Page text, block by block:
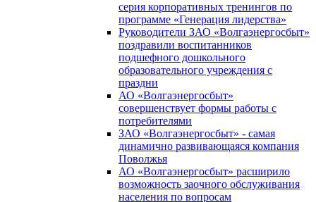
серия корпоративных тренингов по
программе «Генерация лидерства»
Руководители ЗАО «Волгаэнергосбыт»
поздравили воспитанников
подшефного дошкольного
образовательного учреждения с
праздни
АО «Волгаэнергосбыт»
совершенствует формы работы с
потребителями
ЗАО «Волгаэнергосбыт» - самая
динамично развивающаяся компания
Поволжья
АО «Волгаэнергосбыт» расширило
возможность заочного обслуживания
населения по вопросам